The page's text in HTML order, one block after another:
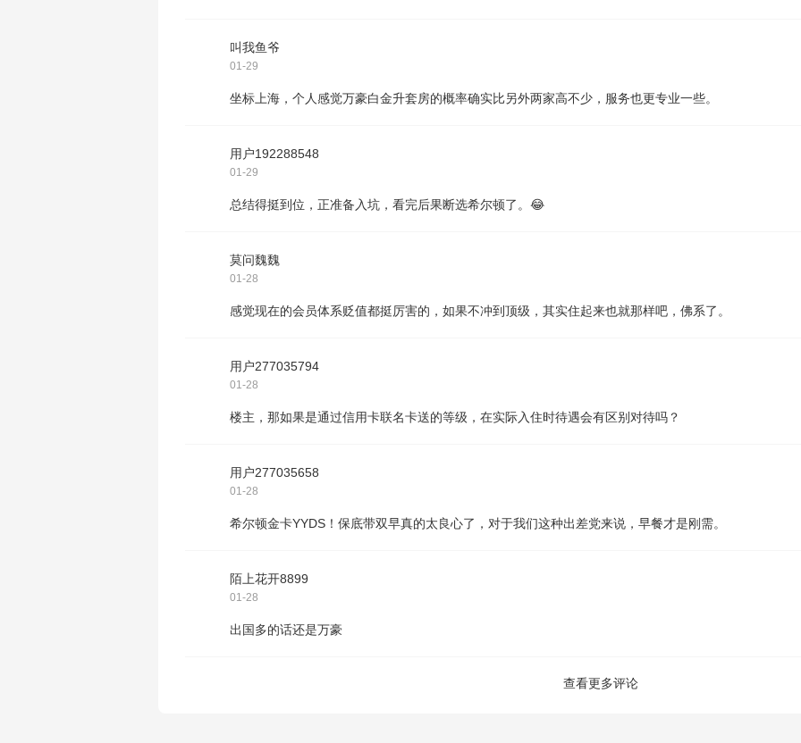
叫我鱼爷
01-29
坐标上海，个人感觉万豪白金升套房的概率确实比另外两家高不少，服务也更专业一些。
用户192288548
01-29
总结得挺到位，正准备入坑，看完后果断选希尔顿了。😂
莫问魏魏
01-28
感觉现在的会员体系贬值都挺厉害的，如果不冲到顶级，其实住起来也就那样吧，佛系了。
用户277035794
01-28
楼主，那如果是通过信用卡联名卡送的等级，在实际入住时待遇会有区别对待吗？
用户277035658
01-28
希尔顿金卡YYDS！保底带双早真的太良心了，对于我们这种出差党来说，早餐才是刚需。
陌上花开8899
01-28
出国多的话还是万豪
查看更多评论